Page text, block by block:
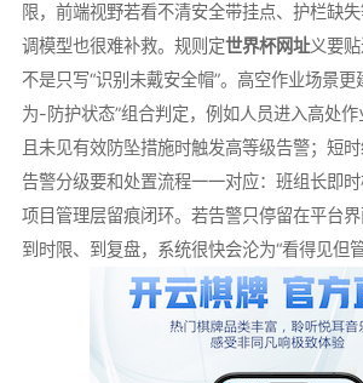
限，前端视野若看不清安全带挂点、护栏缺
调模型也很难补救。规则定世界杯网址义要
不是只写“识别未戴安全帽”。高空作业场景
为-防护状态”组合判定，例如人员进入高处
且未见有效防坠措施时触发高等级告警；短时
告警分级要和处置流程一一对应：班组长即时
项目管理层留痕闭环。若告警只停留在平台界
到时限、到复盘，系统很快会沦为“看得见但管